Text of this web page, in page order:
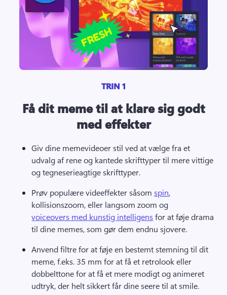
TRIN 1
Få dit meme til at klare sig godt
med effekter
Giv dine memevideoer stil ved at vælge fra et
udvalg af rene og kantede skrifttyper til mere vittige
og tegneserieagtige skrifttyper.
Prøv populære videeffekter såsom spin,
kollisionszoom, eller langsom zoom og
voiceovers med kunstig intelligens for at føje drama
til dine memes, som gør dem endnu sjovere.
Anvend filtre for at føje en bestemt stemning til dit
meme, f.eks. 35 mm for at få et retrolook eller
dobbelttone for at få et mere modigt og animeret
udtryk, der helt sikkert får dine seere til at smile.